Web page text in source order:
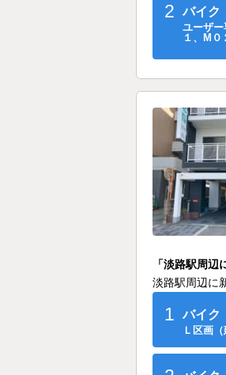
2 バイク
ユーザ
１、M０
「淡路駅周辺
淡路駅周辺に
1 バイク
Ｌ区画（